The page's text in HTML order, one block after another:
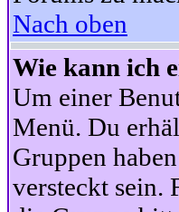
Nach oben
Wie kann ich
Um einer
Menü. Du
Gruppen haben
versteckt sein.